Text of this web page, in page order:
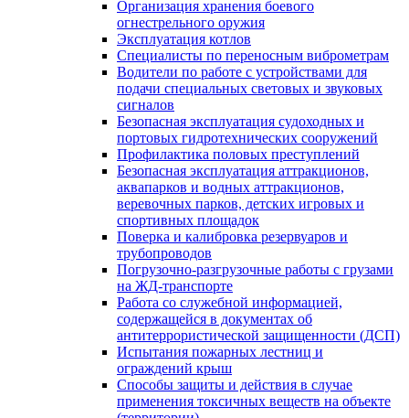
Организация хранения боевого
огнестрельного оружия
Эксплуатация котлов
Специалисты по переносным виброметрам
Водители по работе с устройствами для
подачи специальных световых и звуковых
сигналов
Безопасная эксплуатация судоходных и
портовых гидротехнических сооружений
Профилактика половых преступлений
Безопасная эксплуатация аттракционов,
аквапарков и водных аттракционов,
веревочных парков, детских игровых и
спортивных площадок
Поверка и калибровка резервуаров и
трубопроводов
Погрузочно-разгрузочные работы с грузами
на ЖД-транспорте
Работа со служебной информацией,
содержащейся в документах об
антитеррористической защищенности (ДСП)
Испытания пожарных лестниц и
ограждений крыш
Способы защиты и действия в случае
применения токсичных веществ на объекте